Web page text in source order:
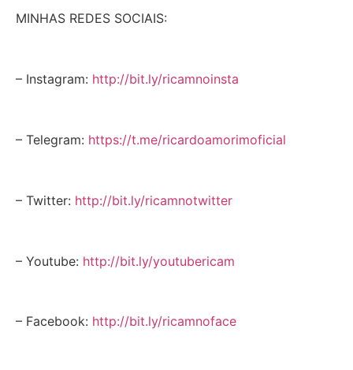
MINHAS REDES SOCIAIS:
– Instagram: http://bit.ly/ricamnoinsta
– Telegram: https://t.me/ricardoamorimoficial
– Twitter: http://bit.ly/ricamnotwitter
– Youtube: http://bit.ly/youtubericam
– Facebook: http://bit.ly/ricamnoface